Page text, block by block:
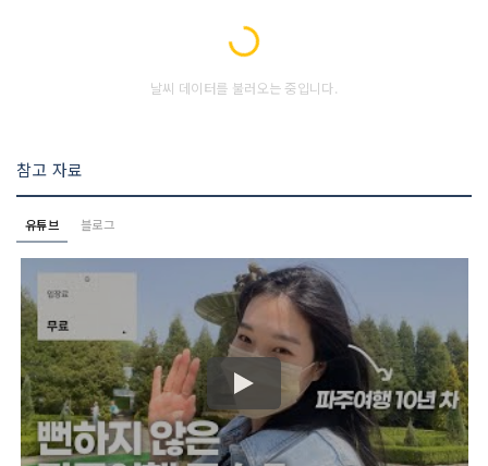
Loading...
날씨 데이터를 불러오는 중입니다.
참고 자료
유튜브 블로그